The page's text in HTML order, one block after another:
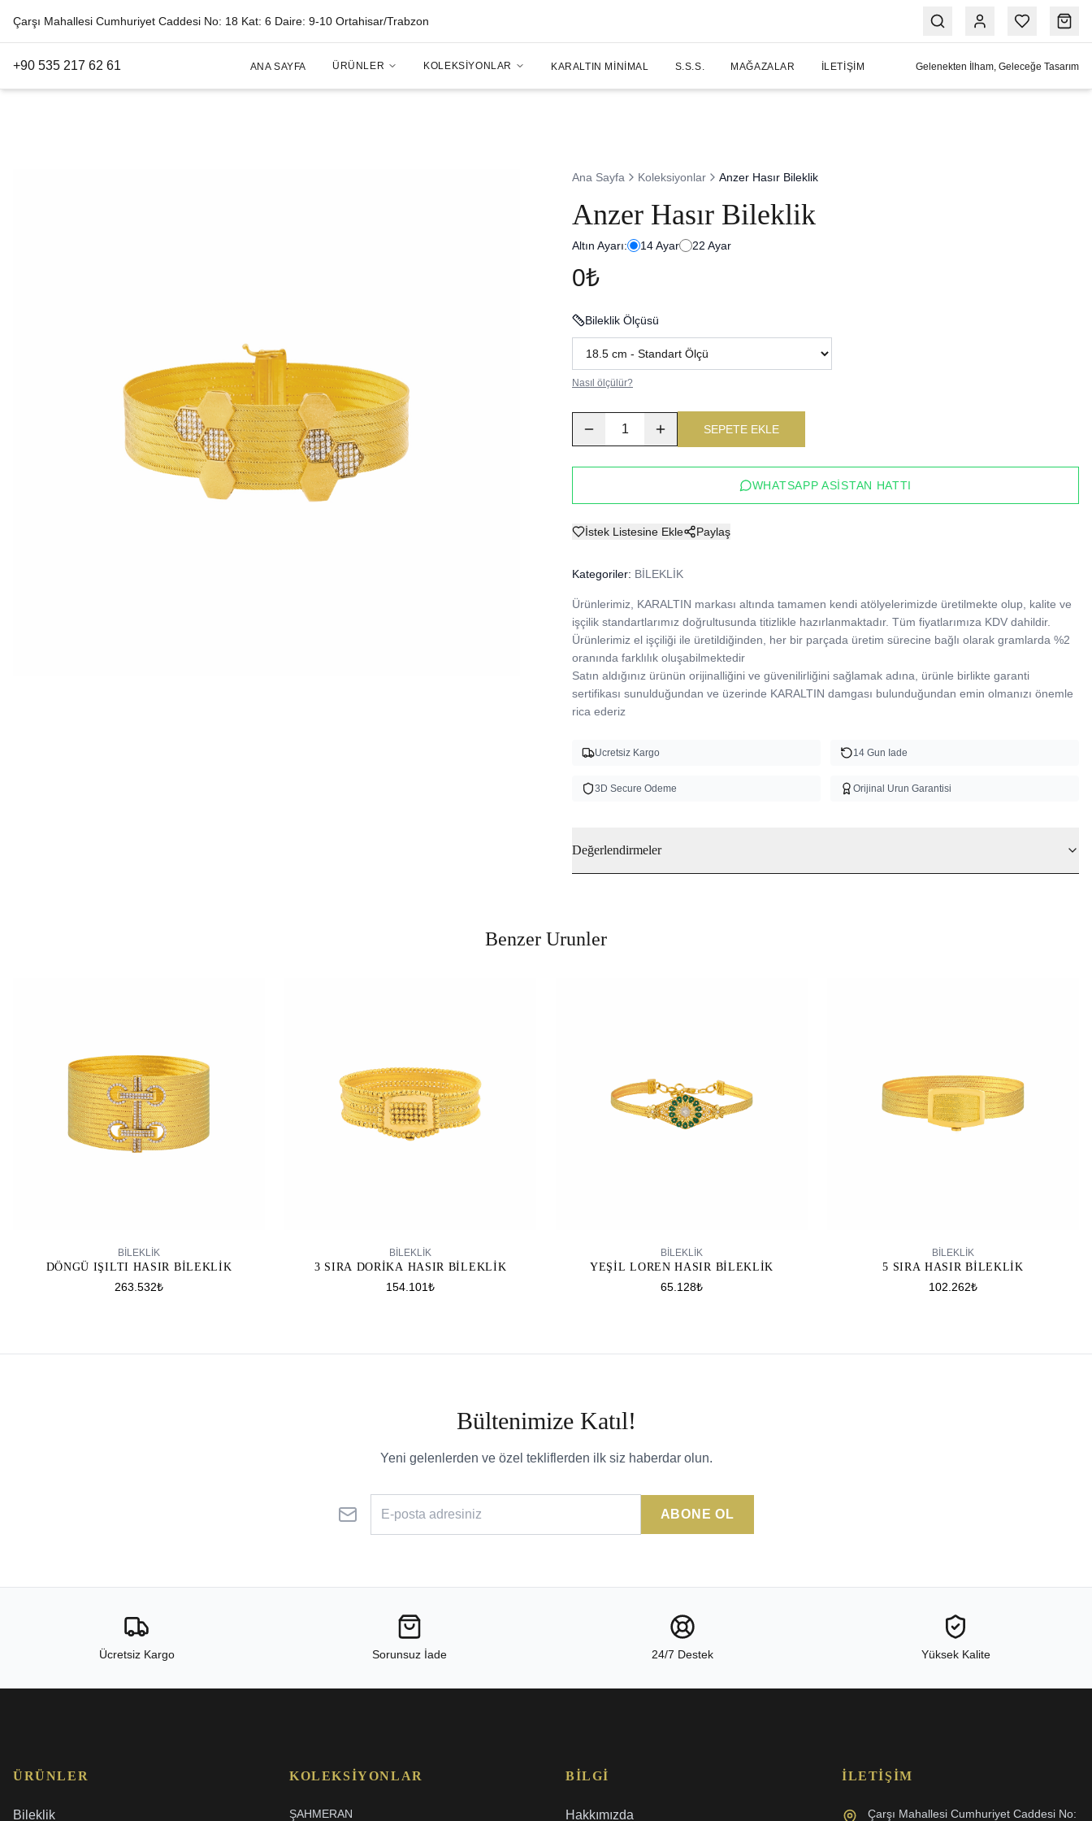
Çarşı Mahallesi Cumhuriyet Caddesi No: 18 Kat: 6 Daire: 9-10 Ortahisar/Trabzon
+90 535 217 62 61 ANA SAYFA ÜRÜNLER KOLEKSIYONLAR KARALTIN MINIMAL S.S.S. MAĞAZALAR İLETIŞIM Gelenekten İlham, Geleceğe Tasarım
Ana Sayfa Koleksiyonlar Anzer Hasır Bileklik
Anzer Hasır Bileklik
Altın Ayarı: 14Ayar 22 Ayar
0₺
Bileklik Ölçüsü
Nasıl ölçülür?
1 SEPETE EKLE
WHATSAPP ASISTAN HATTI
İstek Listesine Ekle Paylaş
Kategoriler: BİLEKLİK
Ürünlerimiz, KARALTIN markası altında tamamen kendi atölyelerimizde üretilmekte olup, kalite ve
işçilik standartlarımız doğrultusunda titizlikle hazırlanmaktadır. Tüm fiyatlarımıza KDV dahildir.
Ürünlerimiz el işçiliği ile üretildiğinden, her bir parçada üretim sürecine bağlı olarak gramlarda %2
oranında farklılık oluşabilmektedir
Satın aldığınız ürünün orijinalliğini ve güvenilirliğini sağlamak adına, ürünle birlikte garanti
sertifikası sunulduğundan ve üzerinde KARALTIN damgası bulunduğundan emin olmanızı önemle
rica ederiz
Ucretsiz Kargo 14 Gun Iade
3D Secure Odeme Orijinal Urun Garantisi
Değerlendirmeler
Benzer Urunler
BİLEKLİK
DÖNGÜ IŞILTI HASIR BILEKLIK
263.532₺
BİLEKLİK
3 SIRA DORIKA HASIR BILEKLIK
154.101₺
BİLEKLİK
YEŞIL LOREN HASIR BILEKLIK
65.128₺
BİLEKLİK
5 SIRA HASIR BILEKLIK
102.262₺
Bültenimize Katıl!
Yeni gelenlerden ve özel tekliflerden ilk siz haberdar olun.
ABONE OL
Ücretsiz Kargo Sorunsuz İade 24/7 Destek Yüksek Kalite
ÜRÜNLER
Bileklik
KOLEKSIYONLAR
ŞAHMERAN
BILGI
Hakkımızda
İLETIŞIM
Çarşı Mahallesi Cumhuriyet Caddesi No: